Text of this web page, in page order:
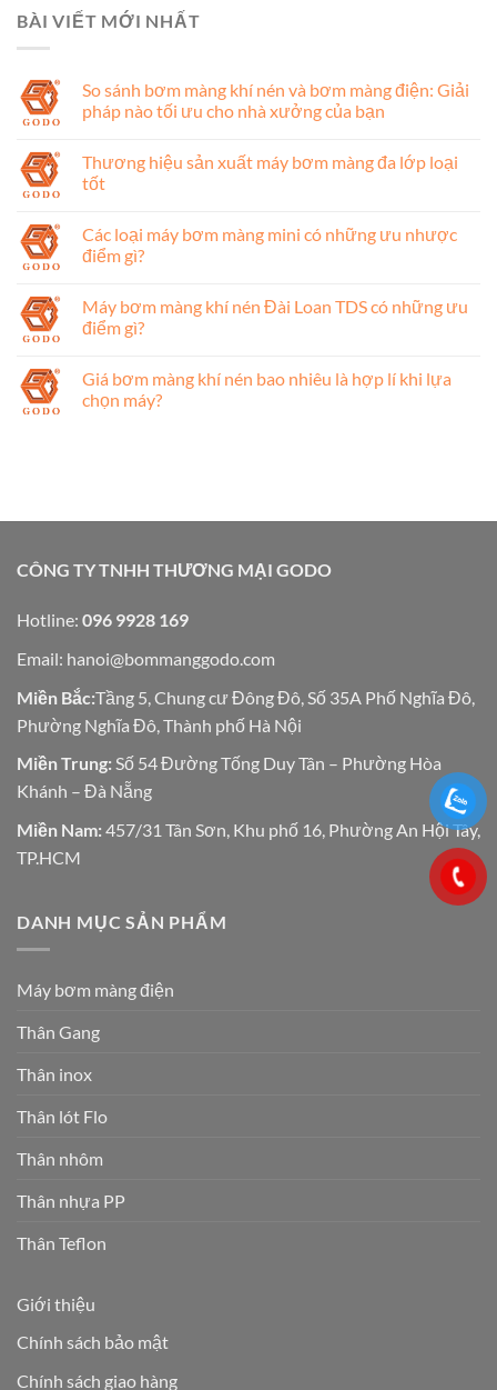
BÀI VIẾT MỚI NHẤT
So sánh bơm màng khí nén và bơm màng điện: Giải
pháp nào tối ưu cho nhà xưởng của bạn
Thương hiệu sản xuất máy bơm màng đa lớp loại
tốt
Các loại máy bơm màng mini có những ưu nhược
điểm gì?
Máy bơm màng khí nén Đài Loan TDS có những ưu
điểm gì?
Giá bơm màng khí nén bao nhiêu là hợp lí khi lựa
chọn máy?
CÔNG TY TNHH THƯƠNG MẠI GODO
Hotline: 096 9928 169
Email: hanoi@bommanggodo.com
Miền Bắc:Tầng 5, Chung cư Đông Đô, Số 35A Phố Nghĩa Đô,
Phường Nghĩa Đô, Thành phố Hà Nội
Miền Trung: Số 54 Đường Tống Duy Tân – Phường Hòa
Khánh – Đà Nẵng
Miền Nam: 457/31 Tân Sơn, Khu phố 16, Phường An Hội Tây,
TP.HCM
DANH MỤC SẢN PHẨM
Máy bơm màng điện
Thân Gang
Thân inox
Thân lót Flo
Thân nhôm
Thân nhựa PP
Thân Teflon
Giới thiệu
Chính sách bảo mật
Chính sách giao hàng